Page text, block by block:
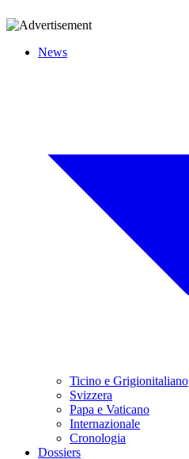
News
Ticino e Grigionitaliano
Svizzera
Papa e Vaticano
Internazionale
Cronologia
Dossiers